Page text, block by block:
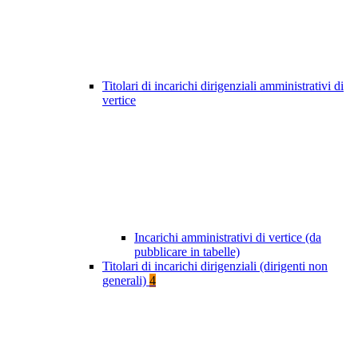
Titolari di incarichi dirigenziali amministrativi di
vertice
Incarichi amministrativi di vertice (da
pubblicare in tabelle)
Titolari di incarichi dirigenziali (dirigenti non
generali) 4